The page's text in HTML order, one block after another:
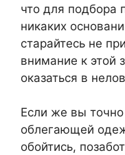
что для подбора
никаких
старайтесь не
внимание к этой
оказаться в
Если же вы
облегающей
обойтись,